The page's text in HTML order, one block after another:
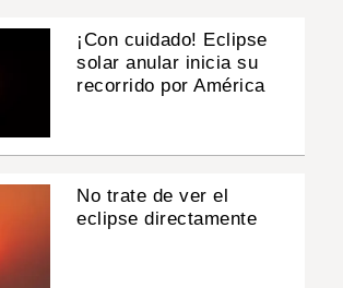
¡Con cuidado! Eclipse
solar anular inicia su
recorrido por América
No trate de ver el
eclipse directamente